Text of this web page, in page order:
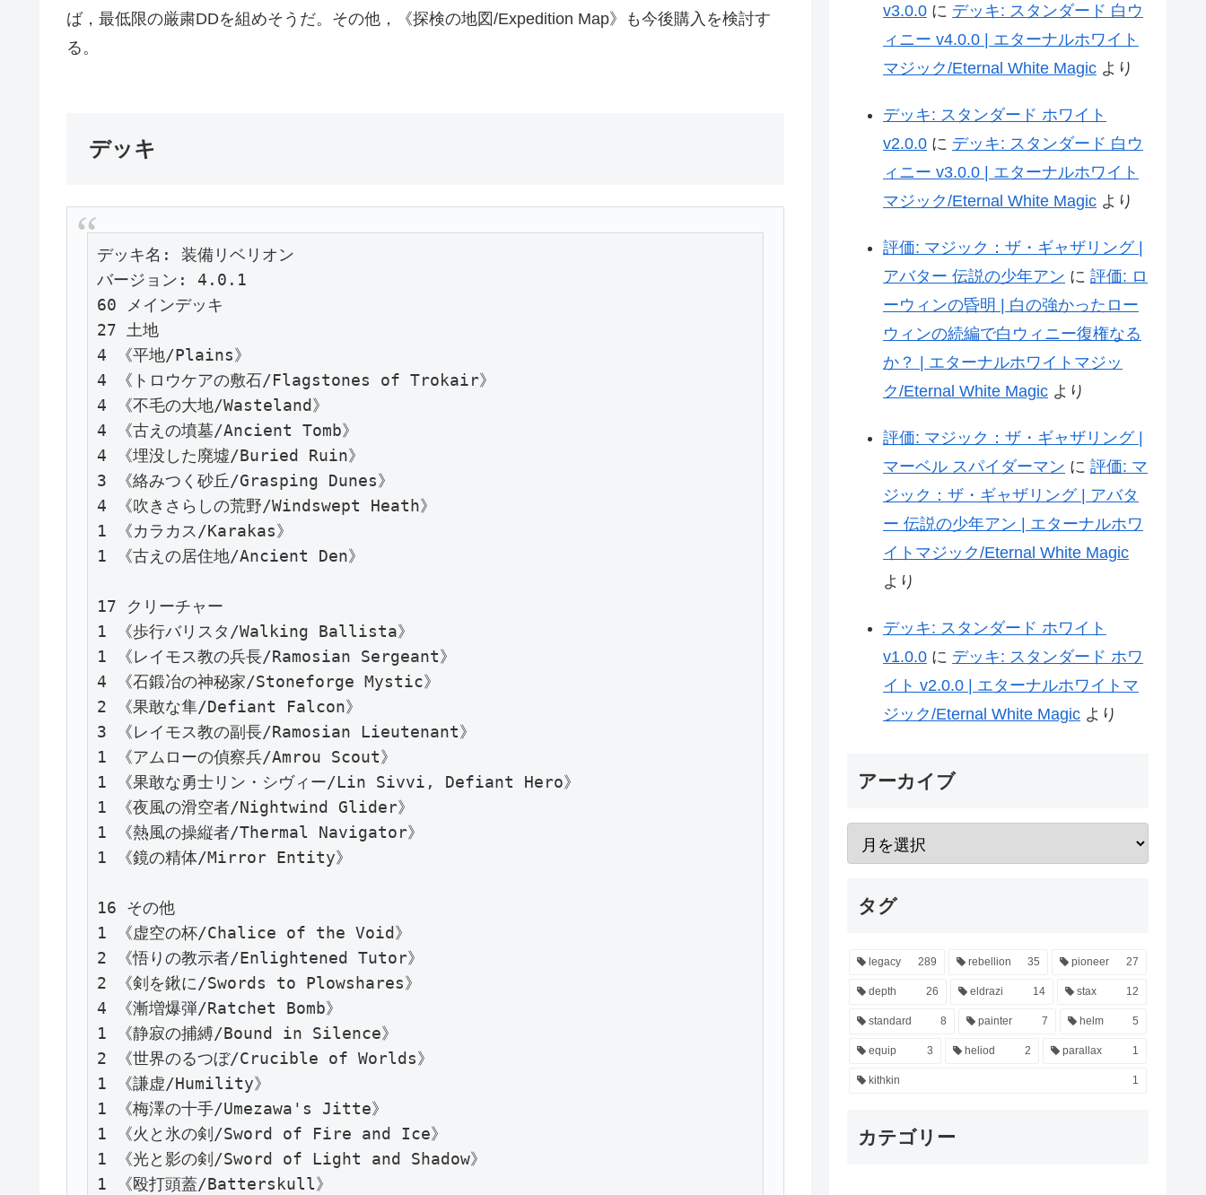
ば，最低限の厳粛DDを組めそうだ。その他，《探検の地図/Expedition Map》も今後購入を検討す
る。
デッキ
デッキ名: 装備リベリオン
バージョン: 4.0.1
60 メインデッキ
27 土地
4 《平地/Plains》
4 《トロウケアの敷石/Flagstones of Trokair》
4 《不毛の大地/Wasteland》
4 《古えの墳墓/Ancient Tomb》
4 《埋没した廃墟/Buried Ruin》
3 《絡みつく砂丘/Grasping Dunes》
4 《吹きさらしの荒野/Windswept Heath》
1 《カラカス/Karakas》
1 《古えの居住地/Ancient Den》
17 クリーチャー
1 《歩行バリスタ/Walking Ballista》
1 《レイモス教の兵長/Ramosian Sergeant》
4 《石鍛冶の神秘家/Stoneforge Mystic》
2 《果敢な隼/Defiant Falcon》
3 《レイモス教の副長/Ramosian Lieutenant》
1 《アムローの偵察兵/Amrou Scout》
1 《果敢な勇士リン・シヴィー/Lin Sivvi, Defiant Hero》
1 《夜風の滑空者/Nightwind Glider》
1 《熱風の操縦者/Thermal Navigator》
1 《鏡の精体/Mirror Entity》
16 その他
1 《虚空の杯/Chalice of the Void》
2 《悟りの教示者/Enlightened Tutor》
2 《剣を鍬に/Swords to Plowshares》
4 《漸増爆弾/Ratchet Bomb》
1 《静寂の捕縛/Bound in Silence》
2 《世界のるつぼ/Crucible of Worlds》
1 《謙虚/Humility》
1 《梅澤の十手/Umezawa's Jitte》
1 《火と氷の剣/Sword of Fire and Ice》
1 《光と影の剣/Sword of Light and Shadow》
1 《殴打頭蓋/Batterskull》
v3.0.0 に デッキ: スタンダード 白ウ
ィニー v4.0.0 | エターナルホワイト
マジック/Eternal White Magic より
デッキ: スタンダード ホワイト
v2.0.0 に デッキ: スタンダード 白ウ
ィニー v3.0.0 | エターナルホワイト
マジック/Eternal White Magic より
評価: マジック：ザ・ギャザリング |
アバター 伝説の少年アン に 評価: ロ
ーウィンの昏明 | 白の強かったロー
ウィンの続編で白ウィニー復権なる
か？ | エターナルホワイトマジッ
ク/Eternal White Magic より
評価: マジック：ザ・ギャザリング |
マーベル スパイダーマン に 評価: マ
ジック：ザ・ギャザリング | アバタ
ー 伝説の少年アン | エターナルホワ
イトマジック/Eternal White Magic
より
デッキ: スタンダード ホワイト
v1.0.0 に デッキ: スタンダード ホワ
イト v2.0.0 | エターナルホワイトマ
ジック/Eternal White Magic より
アーカイブ
タグ
legacy 289 rebellion 35 pioneer 27
depth 26 eldrazi 14 stax 12
standard 8 painter 7 helm 5
equip 3 heliod 2 parallax 1
kithkin 1
カテゴリー